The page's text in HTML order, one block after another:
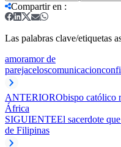
Compartir en :
Las palabras clave/etiquetas
amoramor de
parejaceloscomunicacion
ANTERIORObispo católico
África
SIGUIENTEEl sacerdote
de Filipinas